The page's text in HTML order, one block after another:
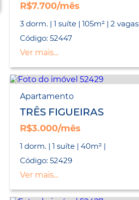
R$7.700/mês
3 dorm. | 1 suíte | 105m² | 2 vagas
Código: 52447
Ver mais...
Apartamento
TRÊS FIGUEIRAS
R$3.000/mês
1 dorm. | 1 suíte | 40m² |
Código: 52429
Ver mais...